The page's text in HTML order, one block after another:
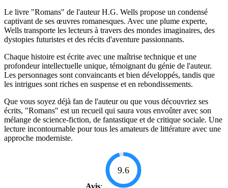
Le livre "Romans" de l'auteur H.G. Wells propose un condensé
captivant de ses œuvres romanesques. Avec une plume experte,
Wells transporte les lecteurs à travers des mondes imaginaires, des
dystopies futuristes et des récits d'aventure passionnants.
Chaque histoire est écrite avec une maîtrise technique et une
profondeur intellectuelle unique, témoignant du génie de l'auteur.
Les personnages sont convaincants et bien développés, tandis que
les intrigues sont riches en suspense et en rebondissements.
Que vous soyez déjà fan de l'auteur ou que vous découvriez ses
écrits, "Romans" est un recueil qui saura vous envoûter avec son
mélange de science-fiction, de fantastique et de critique sociale. Une
lecture incontournable pour tous les amateurs de littérature avec une
approche moderniste.
9.6